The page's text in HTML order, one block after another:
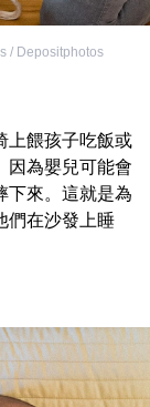
/ Depositphotos
上餵孩子吃飯或
因為嬰兒可能會
下來。這就是為
們在沙發上睡